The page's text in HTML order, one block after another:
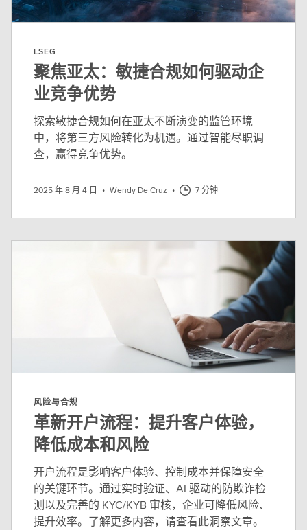
LSEG
聚焦亚太：敏捷合规如何驱动企
业竞争优势
探索敏捷合规如何在亚太不断演变的监管环境
中，将第三方风险转化为机遇。通过智能尽职调
查，赢得竞争优势。
2025 年 8 月 4 日 • Wendy De Cruz • 7 分钟
风险与合规
革新开户流程：提升客户体验，
降低成本和风险
开户流程是影响客户体验、控制成本并保障安全
的关键环节。通过实时验证、AI 驱动的防欺诈检
测以及完善的 KYC/KYB 审核，企业可降低风险、
提升效率。了解更多内容，请查看此洞察文章。